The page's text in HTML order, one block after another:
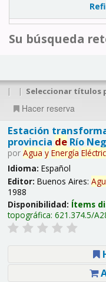
Su búsqueda
| | Seleccionar títulos
Hacer reserva
Estación
provincia deRío
por Agua y Energía
Idioma: Español
Editor: Buenos Aires:
1988
Disponibilidad: Ítems
topográfica: 621.374.5/